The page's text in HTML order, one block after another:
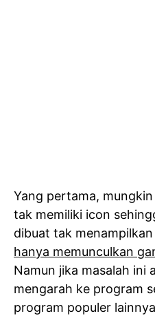
Yang pertama,
tak memiliki icon
dibuat tak
hanya memunculkan
Namun jika masalah ini
mengarah ke program
program populer